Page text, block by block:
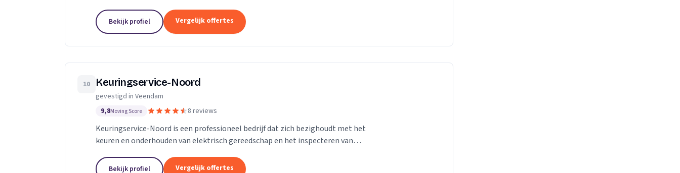
Bekijk profiel Vergelijk offertes
10 Keuringservice-Noord
gevestigd in Veendam
9,8Moving Score 8 reviews
Keuringservice-Noord is een professioneel bedrijf dat zich bezighoudt met het
keuren en onderhouden van elektrisch gereedschap en het inspecteren van
Bekijk profiel Vergelijk offertes